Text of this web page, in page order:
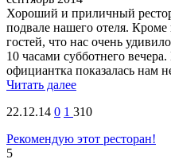
Хороший и приличный
подвале нашего отеля.
гостей, что нас очень
10 часами субботнего
официантка показалась нам
Читать далее
22.12.14 0 1 310
Рекомендую этот ресторан!
5